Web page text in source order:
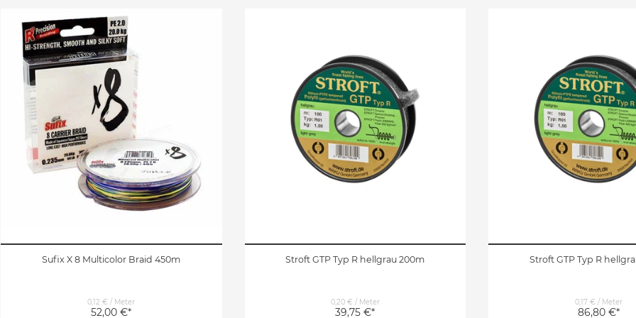
Sufix X 8 Multicolor Braid 450m
0,12 € / Meter
52,00 €*
Stroft GTP Typ R hellgrau 200m
0,20 € / Meter
39,75 €*
Stroft GTP Typ R
0,17 € / Meter
86,80 €*